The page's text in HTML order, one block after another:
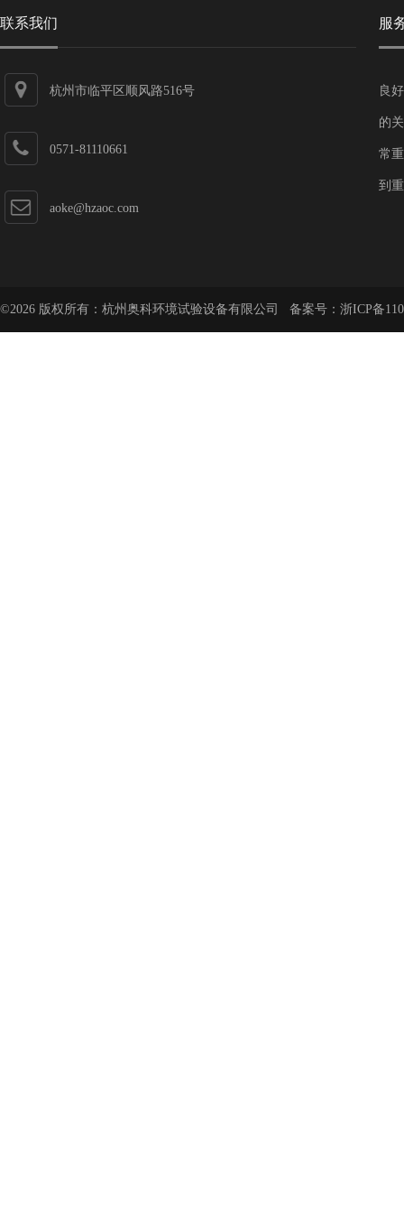
联系我们
杭州市临平区顺风路516号
0571-81110661
aoke@hzaoc.com
服
良
的
常
到
©2026 版权所有：杭州奥科环境试验设备有限公司 备案号： 浙ICP备